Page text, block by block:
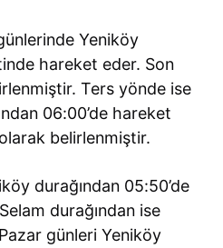
Yeniköy
hareket eder. Son
Ters yönde ise
06:00’de hareket
belirlenmiştir.
durağından 05:50’de
durağından ise
günleri Yeniköy